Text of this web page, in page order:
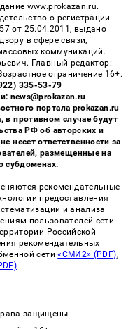
www.prokazan.ru.
о регистрации
от 25.04.2011, выдано
в сфере связи,
коммуникаций.
Главный редактор:
ограничение 16+.
335-53-79
news@prokazan.ru
портала prokazan.ru
в противном случае будут
РФ об авторских и
несет ответственности за
размещенные на
субдоменах.
рекомендательные
предоставления
и анализа
пользователей сети
Российской
рекомендательных
сети«СМИ2» (PDF),
защищены